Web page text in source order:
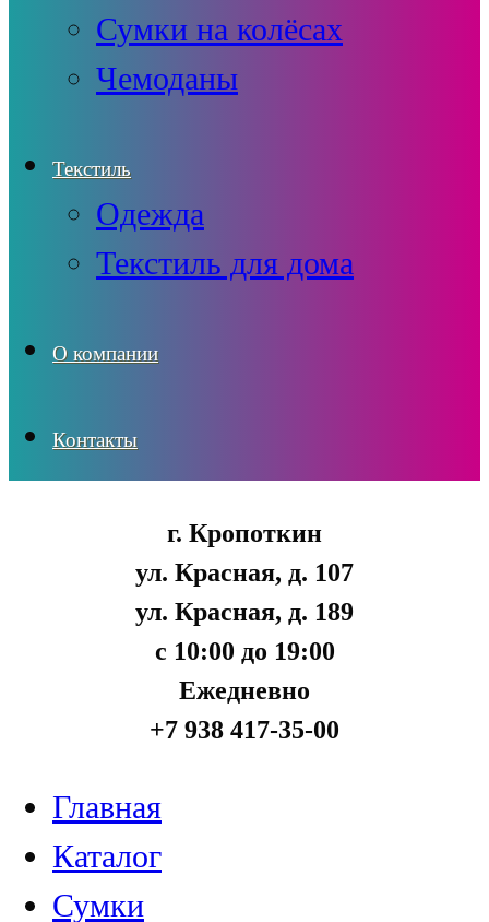
Сумки на колёсах
Чемоданы
Текстиль
Одежда
Текстиль для дома
О компании
Контакты
г. Кропоткин
ул. Красная, д. 107
ул. Красная, д. 189
с 10:00 до 19:00
Ежедневно
+7 938 417-35-00
Главная
Каталог
Сумки